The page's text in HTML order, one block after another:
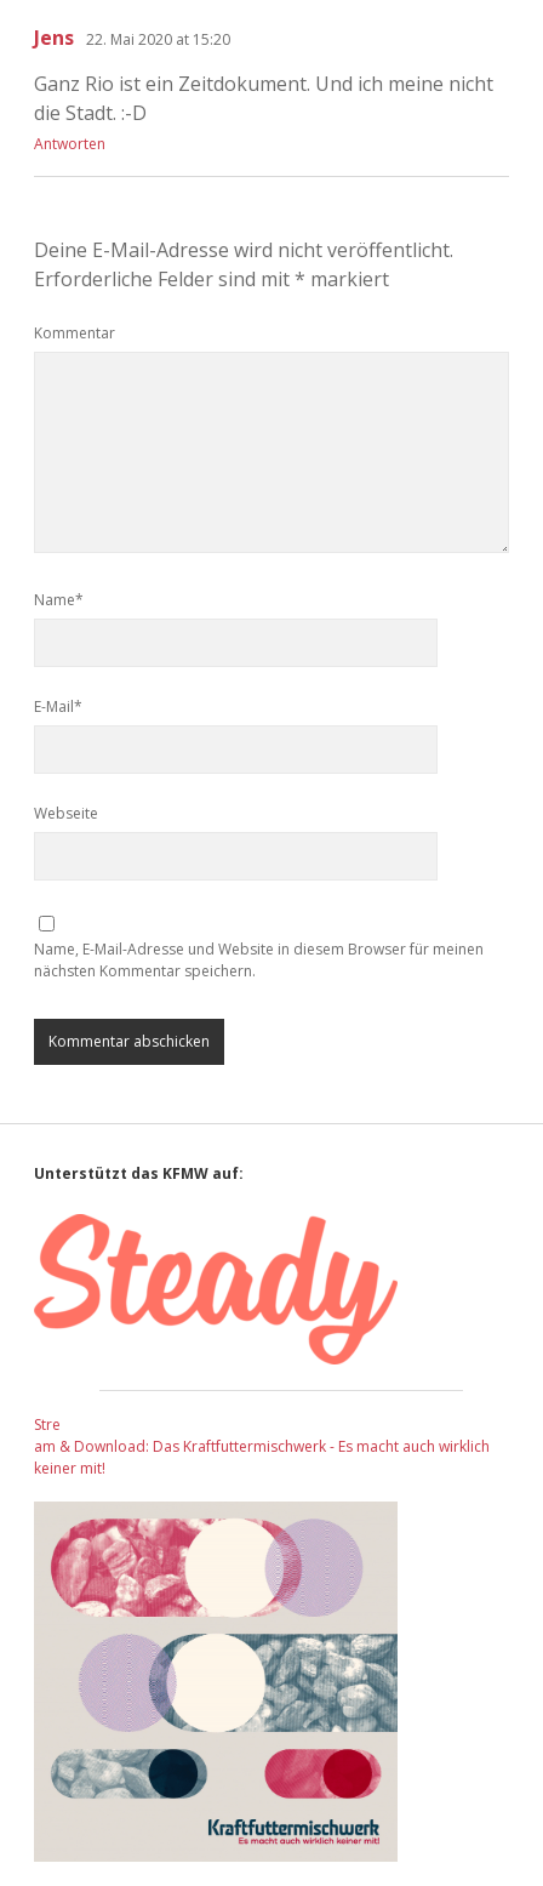
Jens 22. Mai 2020 at 15:20
Ganz Rio ist ein Zeitdokument. Und ich meine nicht
die Stadt. :-D
Antworten
Deine E-Mail-Adresse wird nicht veröffentlicht.
Erforderliche Felder sind mit* markiert
Kommentar
Name*
E-Mail*
Webseite
Name, E-Mail-Adresse und Website in diesem Browser für meinen
nächsten Kommentar speichern.
Sidebar
Unterstützt das KFMW auf:
Stre
am & Download: Das Kraftfuttermischwerk - Es macht auch wirklich
keiner mit!